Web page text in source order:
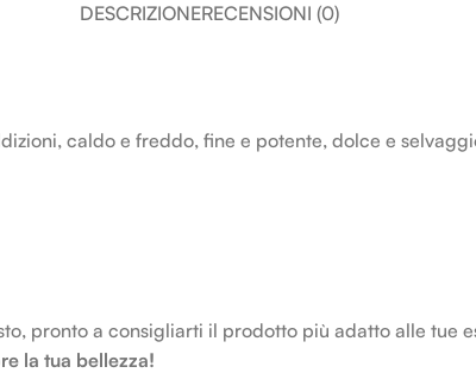
DESCRIZIONERECENSIONI (0)
caldo e freddo, fine e potente, dolce e
pronto a consigliarti il prodotto più adatto alle tue
la tua bellezza!